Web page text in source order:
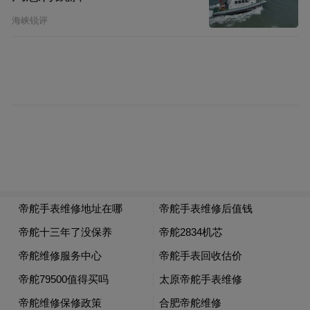
对于任何一支海军而言，哗变都是最严重的罪
行，其破坏力波及范围远超事发所在的战舰。
判断美军是否构成哗变，唯一权威依据是
《统一军事司法法典》（UCMJ）第94条，
海峡锐评